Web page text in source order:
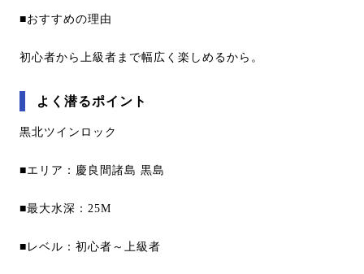
■おすすめの理由
初心者から上級者まで幅広く楽しめるから。
よく潜るポイント
黒北ツインロック
■エリア：慶良間諸島 黒島
■最大水深：25M
■レベル：初心者～上級者